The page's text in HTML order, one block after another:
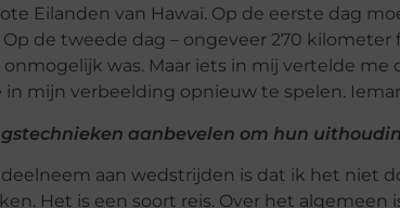
Eilanden van Hawaï. Op de eerste dag
de tweede dag – ongeveer 270 kilometer
was. Maar iets in mij vertelde me
mijn verbeelding opnieuw te spelen.
aanbevelen om hun
aan wedstrijden is dat ik het niet
Het is een soort reis. Over het algemeen